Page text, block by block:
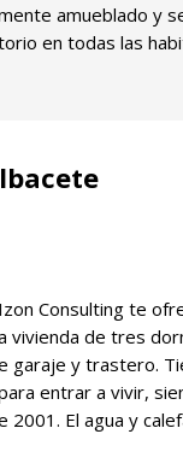
amueblado y
en todas las
Izon Consulting te
vivienda de tres
garaje y trastero.
entrar a vivir,
2001. El agua y